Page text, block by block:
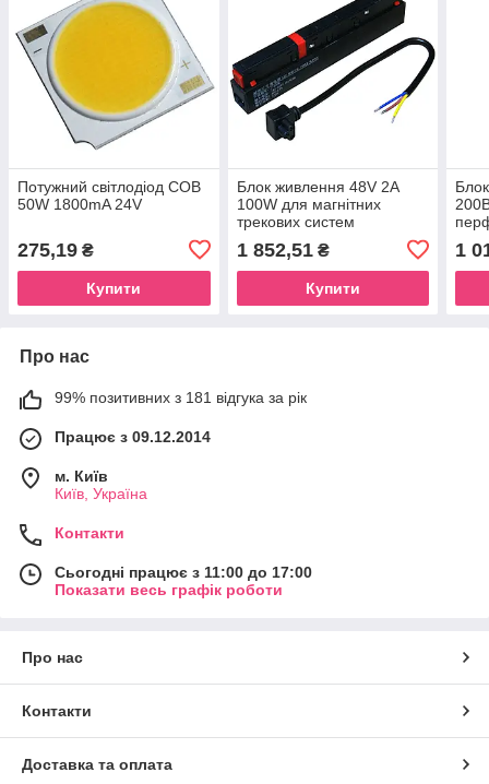
Потужний світлодіод COB
50W 1800mA 24V
275,19 ₴
Купити
Блок живлення 48V 2A
100W для магнітних
трекових систем
1 852,51₴
Купити
1
Про нас
99% позитивних з 181 відгука за рік
Працює з 09.12.2014
м. Київ
Київ, Україна
Контакти
Сьогодні працює з 11:00 до 17:00
Показати весь графік роботи
Про нас
Контакти
Доставка та оплата